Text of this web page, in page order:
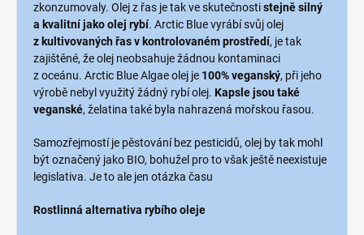
zkonzumovaly. Olej z řas je tak ve skutečnostistejně silný
a kvalitní jako olej rybí. Arctic Blue vyrábí svůj olej
z kultivovaných řas v kontrolovaném prostředí, je tak
zajištěné, že olej neobsahuje žádnou kontaminaci
z oceánu. Arctic Blue Algae olej je 100% veganský, při jeho
výrobě nebyl využitý žádný rybí olej. Kapsle jsou také
veganské, želatina také byla nahrazená mořskou řasou.
Samozřejmostí je pěstování bez pesticidů, olej by tak mohl
být označený jako BIO, bohužel pro to však ještě neexistuje
legislativa. Je to ale jen otázka času
Rostlinná alternativa rybího oleje